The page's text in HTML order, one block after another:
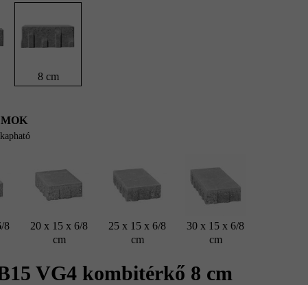
8 cm
8
20 x 15 x 6/8
cm
25 x 15 x 6/8
cm
30 x 15 x 6/8
cm
VG4 kombitérkő 8 cm